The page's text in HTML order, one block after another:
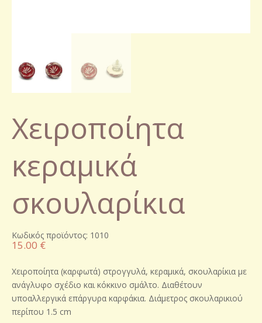
Χειροποίητα
κεραμικά
σκουλαρίκια
Κωδικός προϊόντος: 1010
15.00 €
Χειροποίητα (καρφωτά) στρογγυλά, κεραμικά, σκουλαρίκια με
ανάγλυφο σχέδιο και κόκκινο σμάλτο. Διαθέτουν
υποαλλεργικά επάργυρα καρφάκια. Διάμετρος σκουλαρικιού
περίπου 1.5 cm